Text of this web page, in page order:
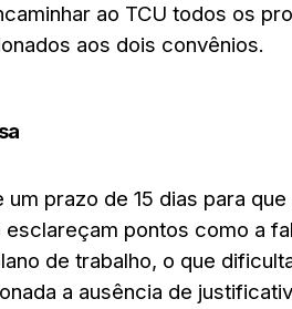
ao TCU todos os
aos dois convênios.
prazo de 15 dias para
pontos como a
de trabalho, o que
a ausência de